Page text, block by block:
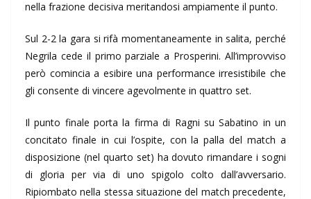
nella frazione decisiva meritandosi ampiamente il punto.
Sul 2-2 la gara si rifà momentaneamente in salita, perché
Negrila cede il primo parziale a Prosperini. All’improvviso
però comincia a esibire una performance irresistibile che
gli consente di vincere agevolmente in quattro set.
Il punto finale porta la firma di Ragni su Sabatino in un
concitato finale in cui l’ospite, con la palla del match a
disposizione (nel quarto set) ha dovuto rimandare i sogni
di gloria per via di uno spigolo colto dall’avversario.
Ripiombato nella stessa situazione del match precedente,